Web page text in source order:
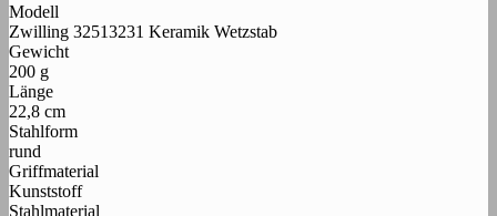
Modell
Zwilling 32513231 Keramik Wetzstab
Gewicht
200 g
Länge
22,8 cm
Stahlform
rund
Griffmaterial
Kunststoff
Stahlmaterial